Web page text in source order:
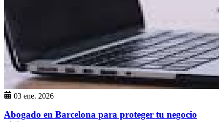
03 ene. 2026
Abogado en Barcelona para proteger tu negocio